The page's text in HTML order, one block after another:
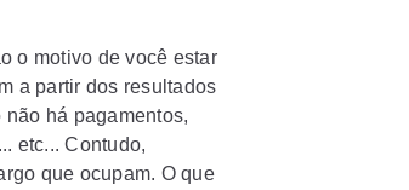
o motivo de você estar
a partir dos resultados
há pagamentos,
etc... Contudo,
que ocupam. O que